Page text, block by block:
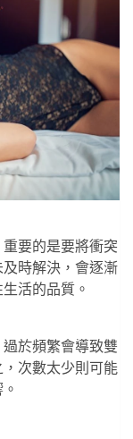
要的是要將衝突
時解決，會逐漸
活的品質。
於頻繁會導致雙
次數太少則可能